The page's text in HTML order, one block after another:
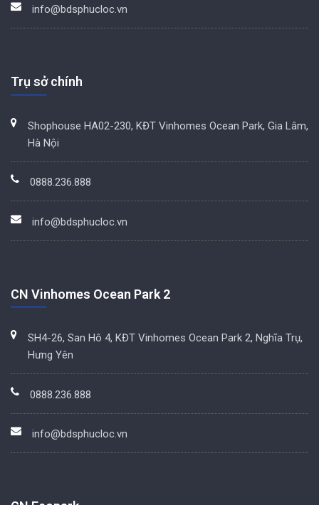
info@bdsphucloc.vn
Trụ sở chính
Shophouse HA02-230, KĐT Vinhomes Ocean Park, Gia Lâm,
Hà Nội
0888.236.888
info@bdsphucloc.vn
CN Vinhomes Ocean Park 2
SH4-26, San Hô 4, KĐT Vinhomes Ocean Park 2, Nghĩa Trụ,
Hưng Yên
0888.236.888
info@bdsphucloc.vn